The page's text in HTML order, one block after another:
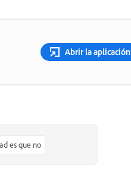
Abrir la aplicación
es que no